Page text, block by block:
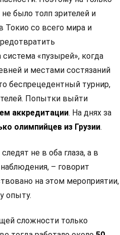
не было толп зрителей и
Токио со всего мира и
«пузырей», когда
и местами состязаний
беспрецедентный турнир,
Попытки выйти
аккредитации. На днях за
олимпийцев из Грузии.
не в оба глаза, а в
– говорит
на этом мероприятии,
опыту.
сложности только